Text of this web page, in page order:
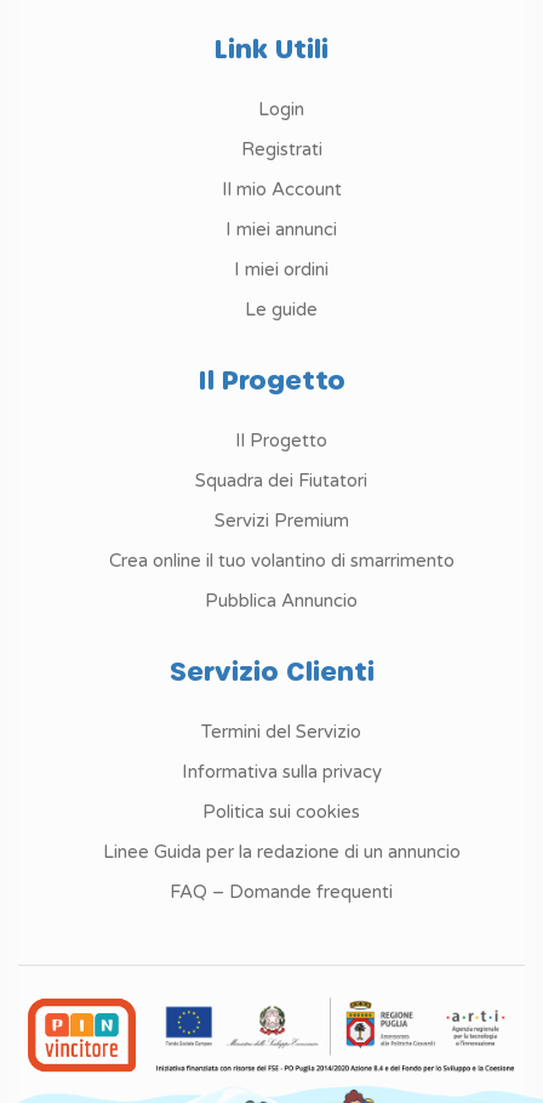
Link Utili
Login
Registrati
Il mio Account
I miei annunci
I miei ordini
Le guide
Il Progetto
Il Progetto
Squadra dei Fiutatori
Servizi Premium
Crea online il tuo volantino di smarrimento
Pubblica Annuncio
Servizio Clienti
Termini del Servizio
Informativa sulla privacy
Politica sui cookies
Linee Guida per la redazione di un annuncio
FAQ – Domande frequenti